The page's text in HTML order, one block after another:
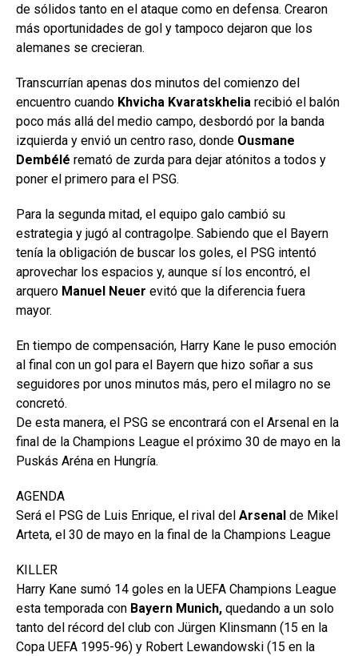
de sólidos tanto en el ataque como en defensa. Crearon
más oportunidades de gol y tampoco dejaron que los
alemanes se crecieran.
Transcurrían apenas dos minutos del comienzo del
encuentro cuando Khvicha Kvaratskhelia recibió el balón
poco más allá del medio campo, desbordó por la banda
izquierda y envió un centro raso, donde Ousmane
Dembélé remató de zurda para dejar atónitos a todos y
poner el primero para el PSG.
Para la segunda mitad, el equipo galo cambió su
estrategia y jugó al contragolpe. Sabiendo que el Bayern
tenía la obligación de buscar los goles, el PSG intentó
aprovechar los espacios y, aunque sí los encontró, el
arquero Manuel Neuer evitó que la diferencia fuera
mayor.
En tiempo de compensación, Harry Kane le puso emoción
al final con un gol para el Bayern que hizo soñar a sus
seguidores por unos minutos más, pero el milagro no se
concretó.
De esta manera, el PSG se encontrará con el Arsenal en la
final de la Champions League el próximo 30 de mayo en la
Puskás Aréna en Hungría.
AGENDA
Será el PSG de Luis Enrique, el rival del Arsenal de Mikel
Arteta, el 30 de mayo en la final de la Champions League
KILLER
Harry Kane sumó 14 goles en la UEFA Champions League
esta temporada con Bayern Munich, quedando a un solo
tanto del récord del club con Jürgen Klinsmann (15 en la
Copa UEFA 1995-96) y Robert Lewandowski (15 en la